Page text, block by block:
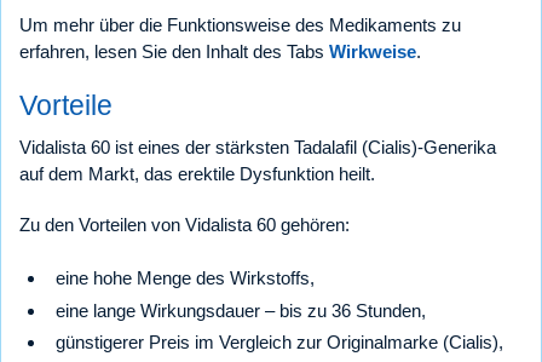
Um mehr über die Funktionsweise des Medikaments zu
erfahren, lesen Sie den Inhalt des Tabs Wirkweise.
Vorteile
Vidalista 60 ist eines der stärksten Tadalafil (Cialis)-Generika
auf dem Markt, das erektile Dysfunktion heilt.
Zu den Vorteilen von Vidalista 60 gehören:
eine hohe Menge des Wirkstoffs,
eine lange Wirkungsdauer – bis zu 36 Stunden,
günstigerer Preis im Vergleich zur Originalmarke (Cialis),